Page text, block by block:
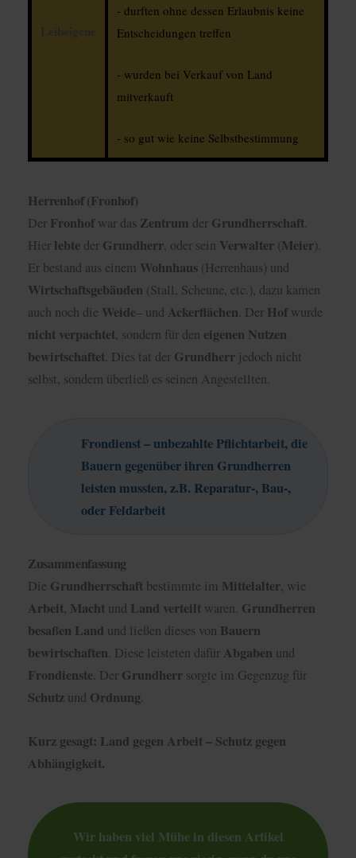
- durften ohne dessen Erlaubnis keine
Entscheidungen treffen
- wurden bei Verkauf von Land
mitverkauft
- so gut wie keine Selbstbestimmung
Herrenhof (Fronhof)
Der Fronhofwar das Zentrum der Grundherrschaft
Hier lebte der Grundherr, oder sein Verwalter (Meier).
Er bestand aus einem Wohnhaus (Herrenhaus) und
Wirtschaftsgebäuden (Stall, Scheune, etc.), dazu kamen
auch noch die Weide– und Ackerflächen . Der Hofwurde
nicht verpachtet, sondern für den eigenen Nutzen
bewirtschaftet . Dies tat der Grundherr jedoch nicht
selbst, sondern überließ es seinen Angestellten.
Frondienst – unbezahlte Pflichtarbeit, die
Bauern gegenüber ihren Grundherren
leisten mussten, z.B. Reparatur-, Bau-,
oder Feldarbeit
Zusammenfassung
Die Grundherrschaft bestimmte im Mittelalter, wie
Arbeit, Macht und Land verteilt waren. Grundherren
besaßen Land und ließen dieses von Bauern
bewirtschaften . Diese leisteten dafür Abgaben und
Frondienste . Der Grundherr sorgte im Gegenzug für
Schutz und Ordnung
Kurz gesagt: Land gegen Arbeit – Schutz gegen
Abhängigkeit.
Wir haben viel Mühe in diesen Artikel